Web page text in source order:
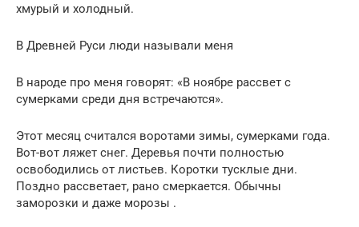
хмурый и холодный.
В Древней Руси люди называли меня
В народе про меня говорят: «В ноябре рассвет с
сумерками среди дня встречаются».
Этот месяц считался воротами зимы, сумерками года.
Вот-вот ляжет снег. Деревья почти полностью
освободились от листьев. Коротки тусклые дни.
Поздно рассветает, рано смеркается. Обычны
заморозки и даже морозы .